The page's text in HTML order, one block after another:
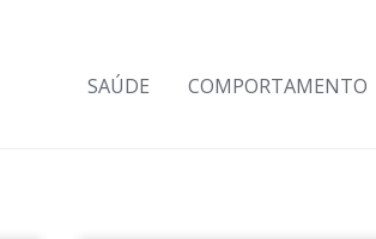
SAÚDE COMPORTAMENTO